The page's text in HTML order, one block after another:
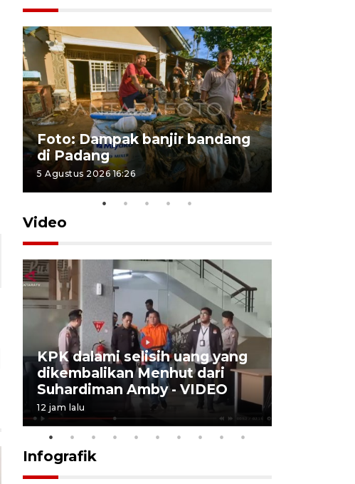
Foto: Dampak banjir bandang
di Padang
5 Agustus 2026 16:26
Video
KPK dalami selisih uang yang
dikembalikan Menhut dari
Suhardiman Amby - VIDEO
12 jam lalu
Infografik